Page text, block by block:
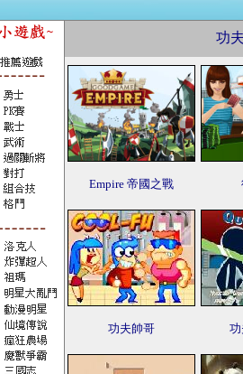
功
Empire 帝國之戰
功夫帥哥